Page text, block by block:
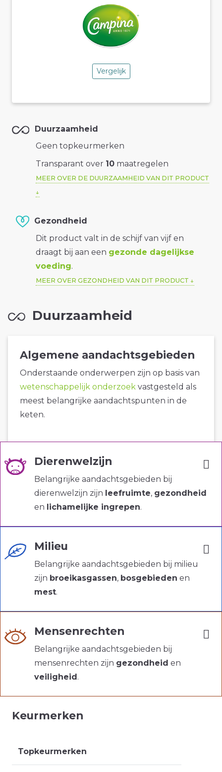
Vergelijk
Duurzaamheid
Geen topkeurmerken
Transparant over 10 maatregelen
MEER OVER DE DUURZAAMHEID VAN DIT PRODUCT
Gezondheid
Dit product valt in de schijf van vijf en
draagt bij aan een gezonde dagelijkse
voeding.
MEER OVER GEZONDHEID VAN DIT PRODUCT
Duurzaamheid
Algemene aandachtsgebieden
Onderstaande onderwerpen zijn op basis van
wetenschappelijk onderzoek vastgesteld als
meest belangrijke aandachtspunten in de
keten.
Dierenwelzijn
Belangrijke aandachtsgebieden bij
dierenwelzijn zijn leefruimte, gezondheid
en lichamelijke ingrepen.
Milieu
Belangrijke aandachtsgebieden bij milieu
zijn broeikasgassen, bosgebieden en
mest.
Mensenrechten
Belangrijke aandachtsgebieden bij
mensenrechten zijn gezondheid en
veiligheid.
Keurmerken
Topkeurmerken